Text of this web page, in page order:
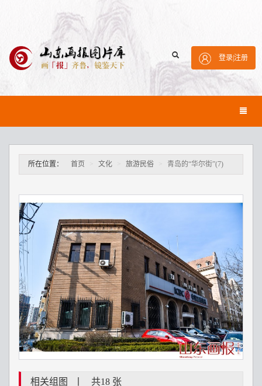
登录注册
所在位置： 首页 文化 旅游民俗 青岛的“华尔街”(7)
相关组图 共18 张